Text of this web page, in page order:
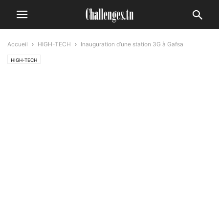
Accueil HIGH-TECH Inauguration d’une station 3G à Gafsa
HIGH-TECH